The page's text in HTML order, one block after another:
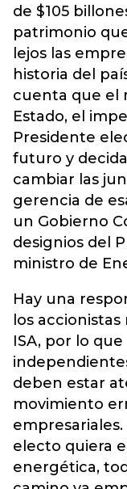
de $105
patrimonio
lejos las
historia del
cuenta que el
Estado, el
Presidente
futuro y
cambiar las
gerencia de
un Gobierno
designios del
ministro de
Hay una
los
ISA, por lo
deben estar
movimiento
electo quiera
energética,